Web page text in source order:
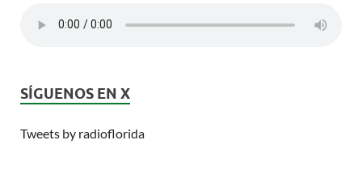
SÍGUENOS EN X
Tweets by radioflorida